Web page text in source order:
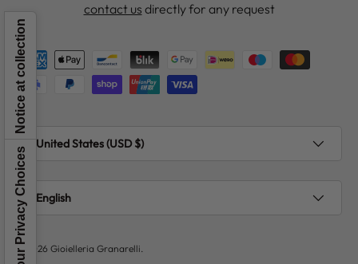
contact us directly for any request
Payment methods accepted
Country/Region
United States (USD $)
Language
English
© 2026 Gioielleria Granarelli.
Your Privacy Choices
Notice at collection